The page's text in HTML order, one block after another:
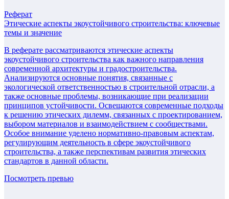
Реферат
Этические аспекты экоустойчивого строительства: ключевые
темы и значение
В реферате рассматриваются этические аспекты
экоустойчивого строительства как важного направления
современной архитектуры и градостроительства.
Анализируются основные понятия, связанные с
экологической ответственностью в строительной отрасли, а
также основные проблемы, возникающие при реализации
принципов устойчивости. Освещаются современные подходы
к решению этических дилемм, связанных с проектированием,
выбором материалов и взаимодействием с сообществами.
Особое внимание уделено нормативно-правовым аспектам,
регулирующим деятельность в сфере экоустойчивого
строительства, а также перспективам развития этических
стандартов в данной области.
Посмотреть превью